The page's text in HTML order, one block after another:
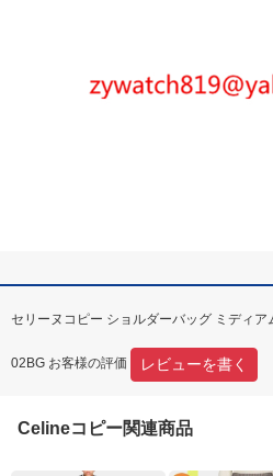
セリーヌコピー ショルダーバッグ ミディ
02BG お客様の評価 レビューを書く
Celineコピー関連商品